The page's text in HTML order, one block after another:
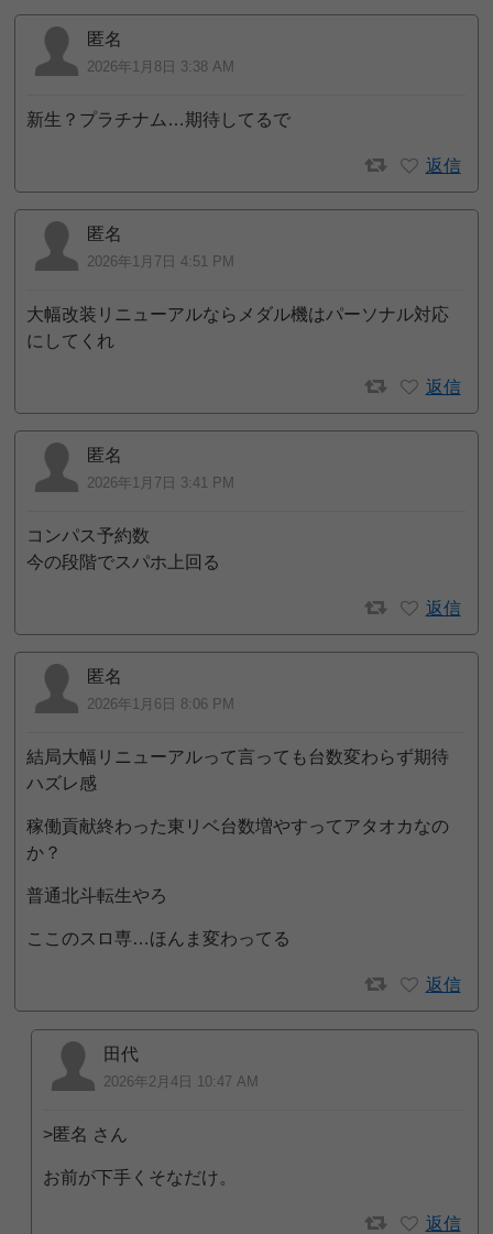
匿名
2026年1月8日 3:38 AM
新生？プラチナム…期待してるで
返信
匿名
2026年1月7日 4:51 PM
大幅改装リニューアルならメダル機はパーソナル対応
にしてくれ
返信
匿名
2026年1月7日 3:41 PM
コンパス予約数
今の段階でスパホ上回る
返信
匿名
2026年1月6日 8:06 PM
結局大幅リニューアルって言っても台数変わらず期待
ハズレ感
稼働貢献終わった東リベ台数増やすってアタオカなの
か？
普通北斗転生やろ
ここのスロ専…ほんま変わってる
返信
田代
2026年2月4日 10:47 AM
>匿名 さん
お前が下手くそなだけ。
返信